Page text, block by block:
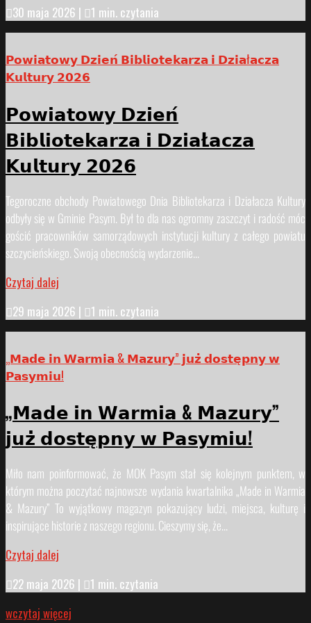
30 maja 2026 | 1 min. czytania
𝗣𝗼𝘄𝗶𝗮𝘁𝗼𝘄𝘆 𝗗𝘇𝗶𝗲𝗻́ 𝗕𝗶𝗯𝗹𝗶𝗼𝘁𝗲𝗸𝗮𝗿𝘇𝗮 𝗶 𝗗𝘇𝗶𝗮ł𝗮𝗰𝘇𝗮
𝗞𝘂𝗹𝘁𝘂𝗿𝘆 𝟮𝟬𝟮𝟲
𝗣𝗼𝘄𝗶𝗮𝘁𝗼𝘄𝘆 𝗗𝘇𝗶𝗲𝗻́
𝗕𝗶𝗯𝗹𝗶𝗼𝘁𝗲𝗸𝗮𝗿𝘇𝗮 𝗶 𝗗𝘇𝗶𝗮Ł𝗮𝗰𝘇𝗮
𝗞𝘂𝗹𝘁𝘂𝗿𝘆 𝟮𝟬𝟮𝟲
Tegoroczne obchody Powiatowego Dnia Bibliotekarza i Działacza Kultury
odbyły się w Gminie Pasym. Był to dla nas ogromny zaszczyt i radość móc
gościć pracowników samorządowych instytucji kultury z całego powiatu
szczycieńskiego. Swoją obecnością wydarzenie...
Czytaj dalej
29 maja 2026 | 1 min. czytania
„𝗠𝗮𝗱𝗲 𝗶𝗻 𝗪𝗮𝗿𝗺𝗶𝗮 & 𝗠𝗮𝘇𝘂𝗿𝘆” 𝗷𝘂𝘇̇ 𝗱𝗼𝘀𝘁𝗲̨𝗽𝗻𝘆 𝘄
𝗣𝗮𝘀𝘆𝗺𝗶𝘂!
„𝗠𝗮𝗱𝗲 𝗶𝗻 𝗪𝗮𝗿𝗺𝗶𝗮 & 𝗠𝗮𝘇𝘂𝗿𝘆”
𝗷𝘂𝘇̇ 𝗱𝗼𝘀𝘁𝗲̨𝗽𝗻𝘆 𝘄 𝗣𝗮𝘀𝘆𝗺𝗶𝘂!
Miło nam poinformować, że MOK Pasym stał się kolejnym punktem, w
którym można poczytać najnowsze wydania kwartalnika „Made in Warmia
& Mazury” To wyjątkowy magazyn pokazujący ludzi, miejsca, kulturę i
inspirujące historie z naszego regionu. Cieszymy się, że...
Czytaj dalej
22 maja 2026 | 1 min. czytania
wczytaj więcej